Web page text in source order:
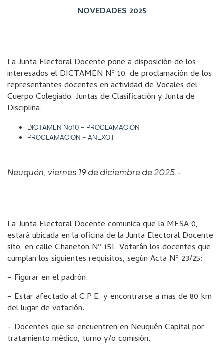
NOVEDADES 2025
La Junta Electoral Docente pone a disposición de los
interesados el DICTAMEN Nº 10, de proclamación de los
representantes docentes en actividad de Vocales del
Cuerpo Colegiado, Juntas de Clasificación y Junta de
Disciplina.
DICTAMEN Nº10 – PROCLAMACIÓN
PROCLAMACION – ANEXO I
Neuquén, viernes 19 de diciembre de 2025.-
La Junta Electoral Docente comunica que la MESA 0,
estará ubicada en la oficina de la Junta Electoral Docente
sito, en calle Chaneton Nº 151. Votarán los docentes que
cumplan los siguientes requisitos, según Acta Nº 23/25:
– Figurar en el padrón.
– Estar afectado al C.P.E. y encontrarse a mas de 80 km
del lugar de votación.
– Docentes que se encuentren en Neuquén Capital por
tratamiento médico, turno y/o comisión.